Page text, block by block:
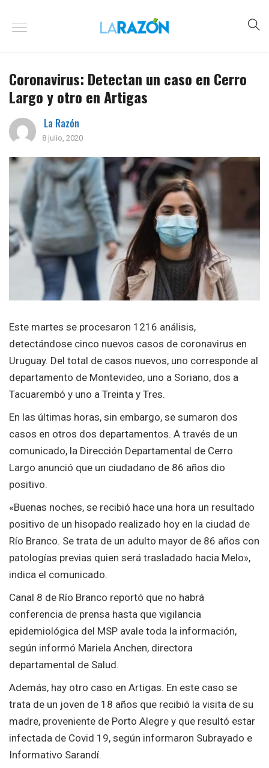
Coronavirus: Detectan un caso en Cerro
Largo y otro en Artigas
La Razón
8 julio, 2020
Este martes se procesaron 1216 análisis,
detectándose cinco nuevos casos de coronavirus en
Uruguay. Del total de casos nuevos, uno corresponde al
departamento de Montevideo, uno a Soriano, dos a
Tacuarembó y uno a Treinta y Tres.
En las últimas horas, sin embargo, se sumaron dos
casos en otros dos departamentos. A través de un
comunicado, la Dirección Departamental de Cerro
Largo anunció que un ciudadano de 86 años dio
positivo.
«Buenas noches, se recibió hace una hora un resultado
positivo de un hisopado realizado hoy en la ciudad de
Río Branco. Se trata de un adulto mayor de 86 años con
patologías previas quien será trasladado hacia Melo»,
indica el comunicado.
Canal 8 de Río Branco reportó que no habrá
conferencia de prensa hasta que vigilancia
epidemiológica del MSP avale toda la información,
según informó Mariela Anchen, directora
departamental de Salud.
Además, hay otro caso en Artigas. En este caso se
trata de un joven de 18 años que recibió la visita de su
madre, proveniente de Porto Alegre y que resultó estar
infectada de Covid 19, según informaron Subrayado e
Informativo Sarandí.